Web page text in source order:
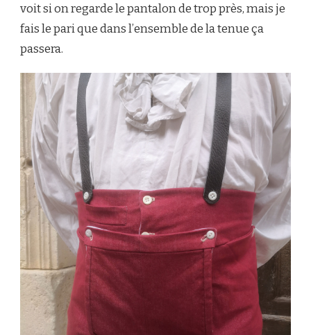
voit si on regarde le pantalon de trop près, mais je
fais le pari que dans l’ensemble de la tenue ça
passera.